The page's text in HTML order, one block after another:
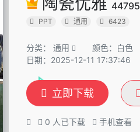
44795
PPT 通用 6423
分类： 通用 颜色：白色
日期：2025-12-11 17:37:46
立即下载
0 人已下载 手机查看